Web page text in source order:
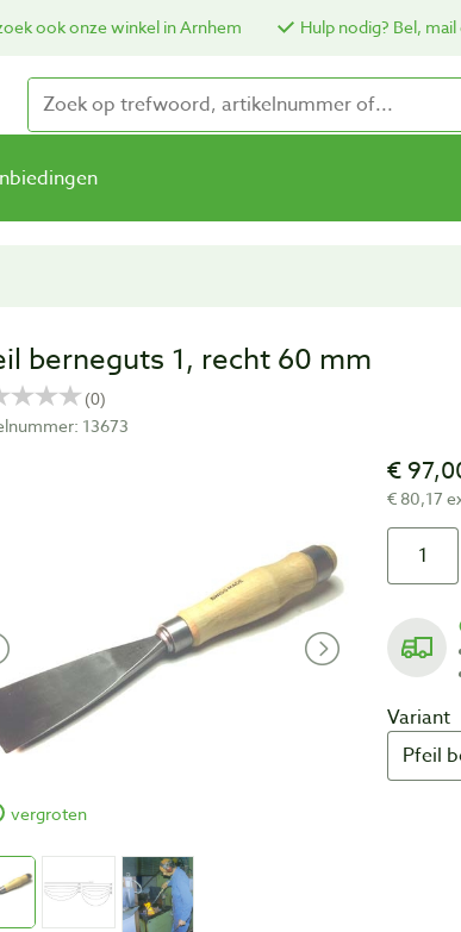
ook onze winkel in Arnhem Hulp nodig? Bel,
berneguts 1, recht 60 mm
13673
vergroten
€
€ 80,17
Variant